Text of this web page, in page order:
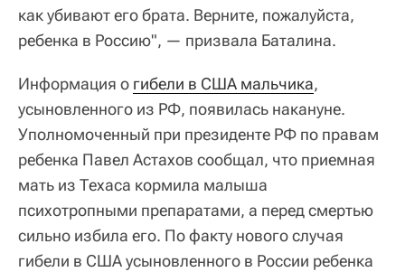
как убивают его брата. Верните, пожалуйста,
ребенка в Россию", — призвала Баталина.
Информация о гибели в США мальчика,
усыновленного из РФ, появилась накануне.
Уполномоченный при президенте РФ по правам
ребенка Павел Астахов сообщал, что приемная
мать из Техаса кормила малыша
психотропными препаратами, а перед смертью
сильно избила его. По факту нового случая
гибели в США усыновленного в России ребенка